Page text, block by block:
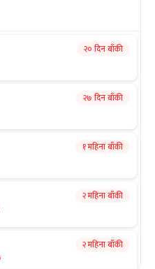
२० दिन बाँकी
२७ दिन बाँकी
१ महिना बाँकी
२ महिना बाँकी
२ महिना बाँकी